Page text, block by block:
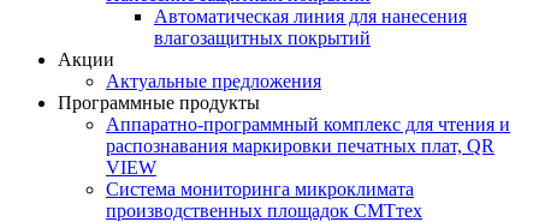
Автоматическая линия для нанесения
влагозащитных покрытий
Акции
Актуальные предложения
Программные продукты
Аппаратно-программный комплекс для чтения и
распознавания маркировки печатных плат, QR
VIEW
Система мониторинга микроклимата
производственных площадок СМТтех